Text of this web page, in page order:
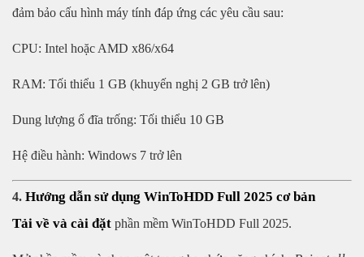
đảm bảo cấu hình máy tính đáp ứng các yêu cầu sau:
CPU: Intel hoặc AMD x86/x64
RAM: Tối thiểu 1 GB (khuyến nghị 2 GB trở lên)
Dung lượng ổ đĩa trống: Tối thiểu 10 GB
Hệ điều hành: Windows 7 trở lên
4. Hướng dẫn sử dụng WinToHDD Full 2025 cơ bản
Tải về và cài đặt phần mềm WinToHDD Full 2025.